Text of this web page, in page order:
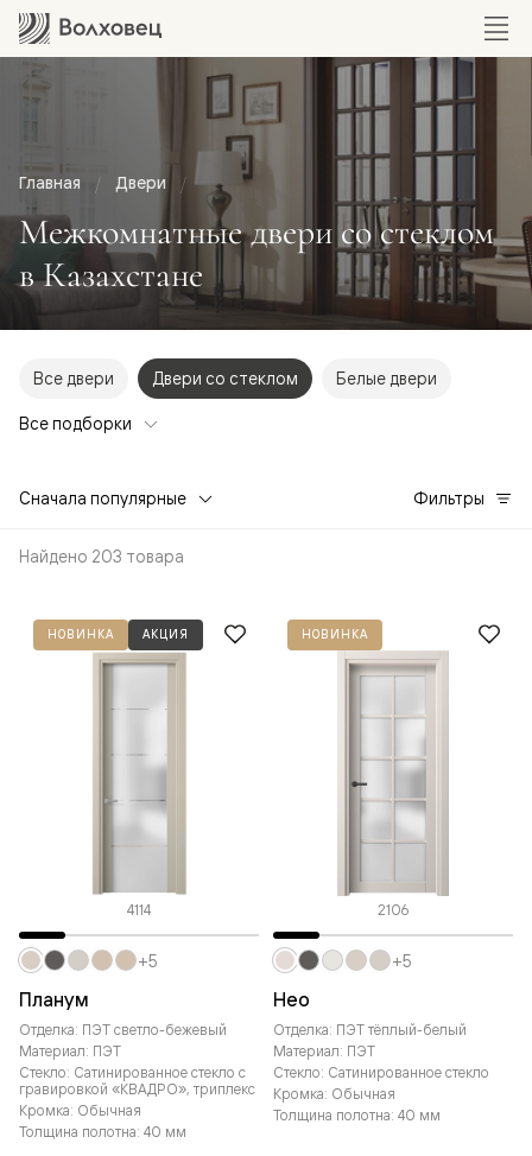
Главная Двери
Межкомнатные двери со стеклом
в Казахстане
Все двери Двери со стеклом Белые двери
Все подборки
Сначала популярные Фильтры
Найдено 203 товара
НОВИНКА АКЦИЯ
4114
Планум
Отделка: ПЭТ светло-бежевый
Материал: ПЭТ
Стекло: Сатинированное стекло с
гравировкой «КВАДРО», триплекс
Кромка: Обычная
Толщина полотна: 40 мм
+5
НОВИНКА
2106
Нео
Отделка: ПЭТ тёплый-белый
Материал: ПЭТ
Стекло: Сатинированное стекло
Кромка: Обычная
Толщина полотна: 40 мм
+5